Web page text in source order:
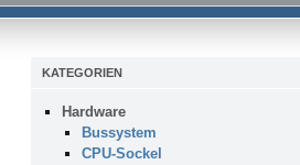
KATEGORIEN
Hardware
Bussystem
CPU-Sockel